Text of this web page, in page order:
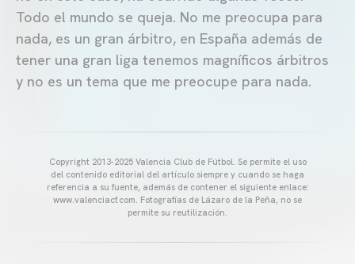
Todo el mundo se queja. No me preocupa para
nada, es un gran árbitro, en España además de
tener una gran liga tenemos magníficos árbitros
y no es un tema que me preocupe para nada.
Copyright 2013-2025 Valencia Club de Fútbol. Se permite el uso
del contenido editorial del artículo siempre y cuando se haga
referencia a su fuente, además de contener el siguiente enlace:
www.valenciacf.com. Fotografías de Lázaro de la Peña, no se
permite su reutilización.